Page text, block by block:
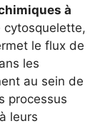
à
cytosquelette,
le flux de
les
au sein de
processus
leurs